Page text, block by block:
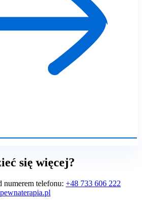
się więcej?
numerem telefonu: +48 733 606 222